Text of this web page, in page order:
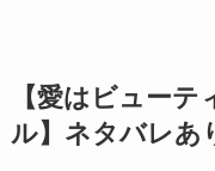
【愛はビュー
ル】ネタバレあ